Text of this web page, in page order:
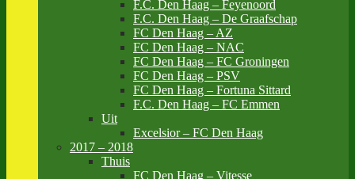
F.C. Den Haag – Feyenoord
F.C. Den Haag – De Graafschap
FC Den Haag – AZ
FC Den Haag – NAC
FC Den Haag – FC Groningen
FC Den Haag – PSV
FC Den Haag – Fortuna Sittard
F.C. Den Haag – FC Emmen
Uit
Excelsior – FC Den Haag
2017 – 2018
Thuis
FC Den Haag – Vitesse